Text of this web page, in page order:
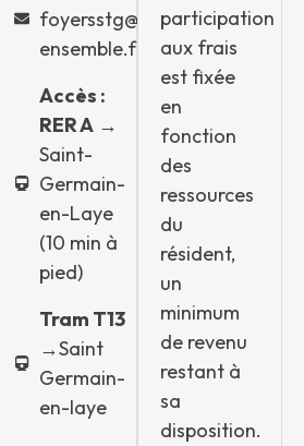
foyersstg@vivre-
ensemble.fr
Accès :
RER A→
Saint-
Germain-
en-Laye
(10 min à
pied)
Tram T13
→Saint
Germain-
en-laye
participation
aux frais
est fixée
en
fonction
des
ressources
du
résident,
un
minimum
de revenu
restant à
sa
disposition.